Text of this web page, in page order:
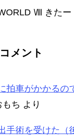
Ⅷ きたー
メント
拍車がかかるの
もち より
手術を受けた（